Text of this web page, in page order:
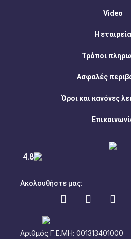
4.8
Video
Η εταιρεία
Τρόποι
Ασφαλές
Όροι και κανόνες
Ακολουθήστε μας:
Αριθμός Γ.Ε.ΜΗ: 001313401000